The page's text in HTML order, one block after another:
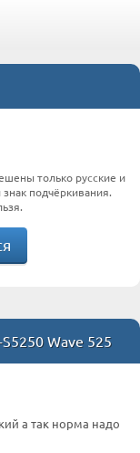
только русские и
подчёркивания.
Wave 525
а так норма надо